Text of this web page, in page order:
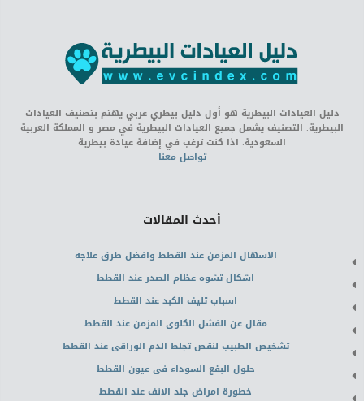
دليل العيادات البيطرية هو أول دليل بيطري عربي يهتم بتصنيف العيادات
البيطرية. التصنيف يشمل جميع العيادات البيطرية في مصر و المملكة العربية
السعودية. اذا كنت ترغب في إضافة عيادة بيطرية
تواصل معنا
أحدث المقالات
الاسهال المزمن عند القطط وافضل طرق علاجه
اشكال تشوه عظام الصدر عند القطط
اسباب تليف الكبد عند القطط
مقال عن الفشل الكلوى المزمن عند القطط
تشخيص الطبيب لنقص تجلط الدم الوراقى عند القطط
حلول البقع السوداء فى عيون القطط
خطورة امراض جلد الانف عند القطط